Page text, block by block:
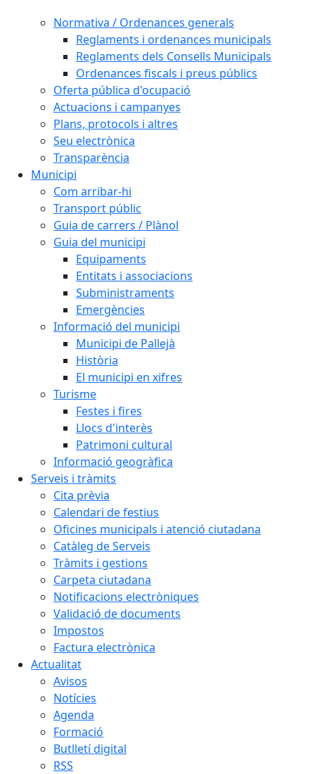
Normativa / Ordenances generals
Reglaments i ordenances municipals
Reglaments dels Consells Municipals
Ordenances fiscals i preus públics
Oferta pública d'ocupació
Actuacions i campanyes
Plans, protocols i altres
Seu electrònica
Transparència
Municipi
Com arribar-hi
Transport públic
Guia de carrers / Plànol
Guia del municipi
Equipaments
Entitats i associacions
Subministraments
Emergències
Informació del municipi
Municipi de Pallejà
Història
El municipi en xifres
Turisme
Festes i fires
Llocs d'interès
Patrimoni cultural
Informació geogràfica
Serveis i tràmits
Cita prèvia
Calendari de festius
Oficines municipals i atenció ciutadana
Catàleg de Serveis
Tràmits i gestions
Carpeta ciutadana
Notificacions electròniques
Validació de documents
Impostos
Factura electrònica
Actualitat
Avisos
Notícies
Agenda
Formació
Butlletí digital
RSS